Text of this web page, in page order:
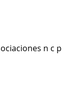
n c p